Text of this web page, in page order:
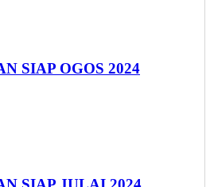
SIAP OGOS 2024